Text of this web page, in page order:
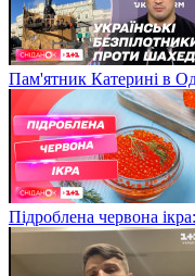
Пам'ятник Катерині в
Підроблена червона